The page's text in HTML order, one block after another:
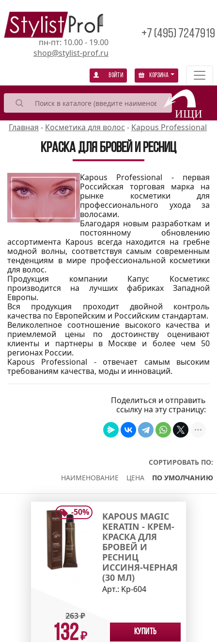
пн-пт: 10.00 - 19.00
shop@stylist-prof.ru
+7 (495) 7247919
Войти Корзина
Главная - Косметика для волос - Kapous Professional
Краска для бровей и ресниц
Kapous Professional - первая
Российская торговая марка на
рынке косметики для
профессионального ухода за
волосами.
Благодаря новым разработкам и
постоянному обновлению
ассортимента Kapous всегда находится на гребне
модной волны, соответствуя самым современным
тенденциям в мире профессиональной косметики
для волос.
Продукция компании Капус Косметикс
производится на лучших фабриках Западной
Европы.
Вся продукция проходит двойной контроль
качества по Европейским и Российским стандартам.
Великолепное соотношение высокого качества и
приемлемой цены по достоинству оценивают
клиенты и партнеры в Москве и более чем 50
регионах России.
Kapous Professional - отвечает самым высоким
требованиям качества, моды и инноваций.
Поделиться и отправить
ссылку на эту страницу:
СОРТИРОВАТЬ ПО:
НАИМЕНОВАНИЕ
ЦЕНА ПО УМОЛЧАНИЮ
-50%
KAPOUS MAGIC
KERATIN - КРЕМ-
КРАСКА ДЛЯ
БРОВЕЙ И
РЕСНИЦ
ИССИНЯ-ЧЕРНАЯ
(30 МЛ)
Арт.: Kp-604
263₽
132₽ Купить